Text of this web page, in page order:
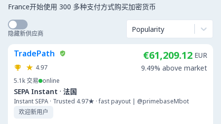
France开始使用 300 多种支付方式购买加密货币
隐藏新供应商 Popularity
TradePath
4.97
5.1k交易 online
SEPA Instant · 法国
Instant SEPA · Trusted 4.97★ · fast payout | @primebaseMbot
欢迎新用户
€61,209.12 EUR
9.49% above market